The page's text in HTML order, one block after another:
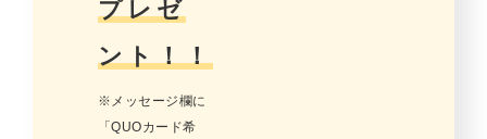
プレゼ
ント！！
※メッセージ欄に
「QUOカード希